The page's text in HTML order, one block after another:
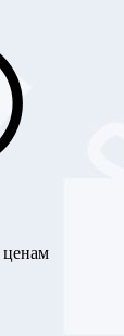
ценам